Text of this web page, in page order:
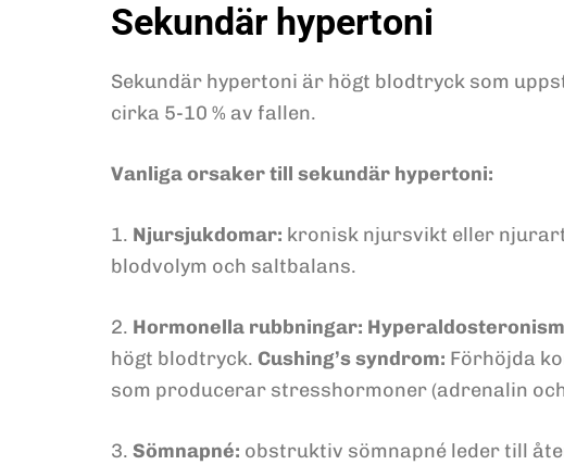
Sekundär hypertoni
Sekundär hypertoni är högt blodtryck som
cirka 5-10 % av fallen.
Vanliga orsaker till sekundär hypertoni:
1. Njursjukdomar: kronisk njursvikt eller
blodvolym och saltbalans.
2. Hormonella rubbningar:
högt blodtryck. Cushing’s syndrom: Förhöjda
som producerar stresshormoner (adrenalin
3. Sömnapné: obstruktiv sömnapné leder till